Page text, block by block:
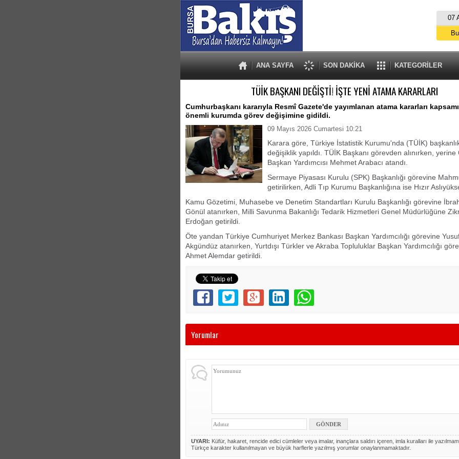
07
ANA SAYFA SON DAKİKA KATEGORİLER
TÜİK BAŞKANI DEĞİŞTİ! İŞTE YENİ ATAMA KARARLARI
Cumhurbaşkanı kararıyla Resmî Gazete'de yayımlanan atama kararları
önemli kurumda görev değişimine gidildi.
09 Mayıs 2026 Cumartesi 10:21
Karara göre, Türkiye İstatistik Kurumu'nda (TÜİK)
değişiklik yapıldı. TÜİK Başkanı görevden alınırken,
Başkan Yardımcısı Mehmet Arabacı atandı.
Sermaye Piyasası Kurulu (SPK) Başkanlığı görevine
getirilirken, Adli Tıp Kurumu Başkanlığına ise Hızır
Kamu Gözetimi, Muhasebe ve Denetim Standartları Kurulu Başkanlığı görevine
Gönül atanırken, Milli Savunma Bakanlığı Tedarik Hizmetleri Genel Müdürlüğüne
Erdoğan getirildi.
Öte yandan Türkiye Cumhuriyet Merkez Bankası Başkan Yardımcılığı görevine
Akgündüz atanırken, Yurtdışı Türkler ve Akraba Topluluklar Başkan Yardımcılığı
Ahmet Alemdar getirildi.
Yorumlar
UYARI: Küfür, hakaret, rencide edici cümleler veya imalar, inançlara saldırı içeren, imla kuralları ile
Türkçe karakter kullanılmayan ve büyük harflerle yazılmış yorumlar onaylanmamaktadır.